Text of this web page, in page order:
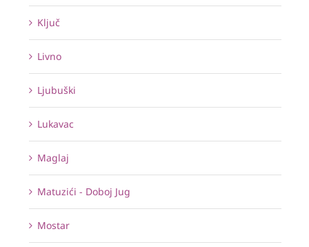
Ključ
Livno
Ljubuški
Lukavac
Maglaj
Matuzići - Doboj Jug
Mostar